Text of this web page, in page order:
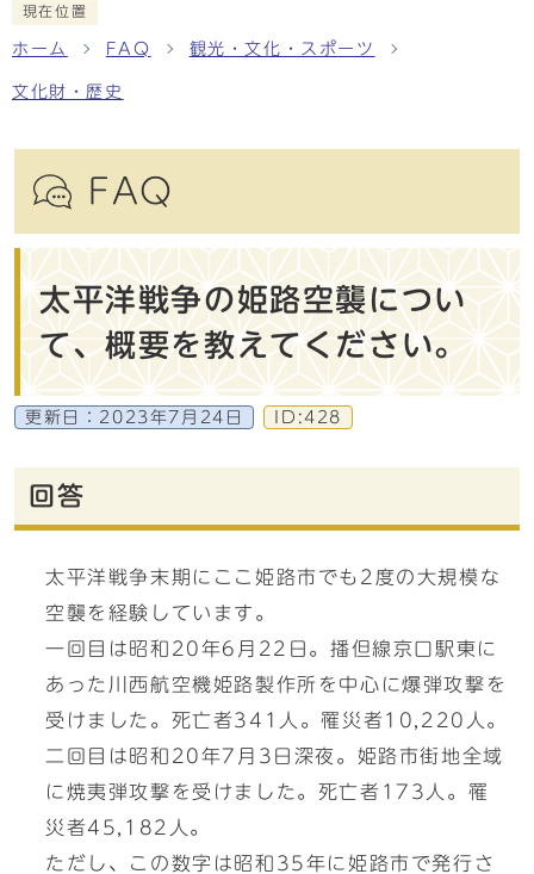
現在位置
ホーム FAQ 観光・文化・スポーツ
文化財・歴史
FAQ
太平洋戦争の姫路空襲につい
て、概要を教えてください。
更新日： 2023年7月24日 ID:428
回答
太平洋戦争末期にここ姫路市でも2度の大規模な
空襲を経験しています。
一回目は昭和20年6月22日。播但線京口駅東に
あった川西航空機姫路製作所を中心に爆弾攻撃を
受けました。死亡者341人。罹災者10,220人。
二回目は昭和20年7月3日深夜。姫路市街地全域
に焼夷弾攻撃を受けました。死亡者173人。罹
災者45,182人。
ただし、この数字は昭和35年に姫路市で発行さ